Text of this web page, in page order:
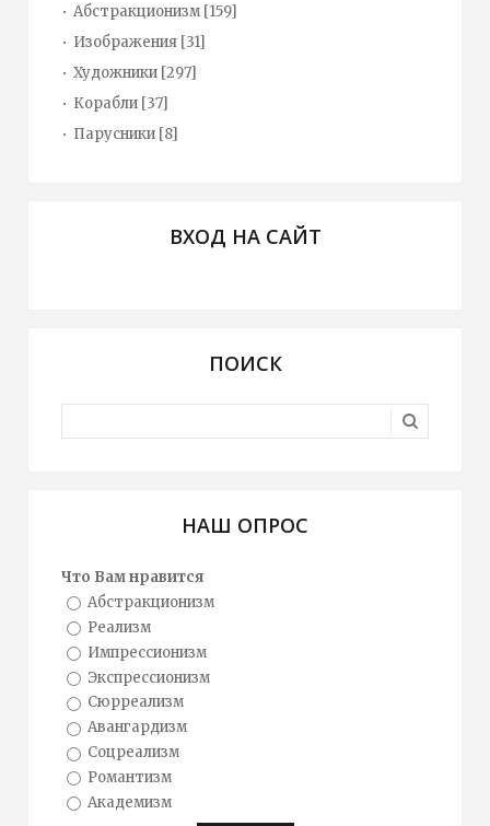
Абстракционизм [159]
Изображения [31]
Художники [297]
Корабли [37]
Парусники [8]
ВХОД НА САЙТ
ПОИСК
НАШ ОПРОС
Что Вам нравится
Абстракционизм
Реализм
Импрессионизм
Экспрессионизм
Сюрреализм
Авангардизм
Соцреализм
Романтизм
Академизм